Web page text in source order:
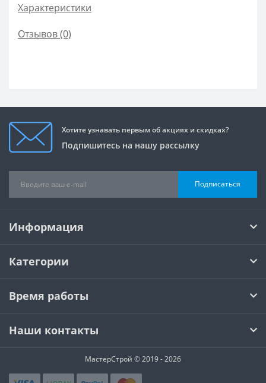
Характеристики
Отзывов (0)
Хотите узнавать первым об акциях и скидках?
Подпишитесь на нашу рассылку
Подписаться
Информация
Категории
Время работы
Наши контакты
МастерСтрой © 2019 - 2026